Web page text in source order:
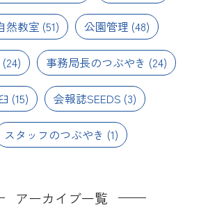
然教室 (51) 公園管理 (48)
(24) 事務局長のつぶやき (24)
(15) 会報誌SEEDS (3)
スタッフのつぶやき (1)
アーカイブ一覧